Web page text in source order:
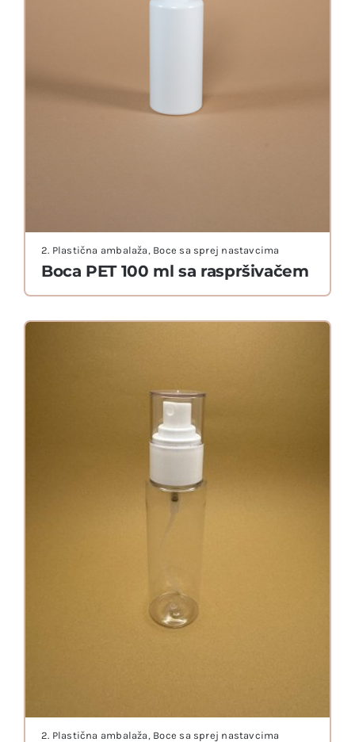
Boca PET 100 ml sa raspršivačem
2. Plastična ambalaža, Boce sa sprej nastavcima
2. Plastična ambalaža, Boce sa sprej nastavcima